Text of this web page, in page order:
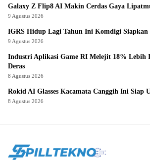
Galaxy Z Flip8 AI Makin Cerdas Gaya
9 Agustus 2026
IGRS Hidup Lagi Tahun Ini Komdigi Siapkan
9 Agustus 2026
Industri Aplikasi Game RI Melejit 18% Lebih
Deras
8 Agustus 2026
Rokid AI Glasses Kacamata Canggih Ini Siap
8 Agustus 2026